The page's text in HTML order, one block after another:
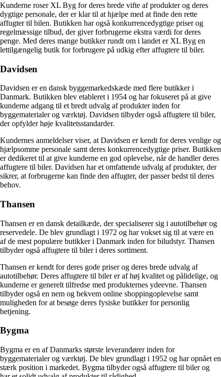
Kunderne roser XL Byg for deres brede vifte af produkter og deres
dygtige personale, der er klar til at hjælpe med at finde den rette
affugter til bilen. Butikken har også konkurrencedygtige priser og
regelmæssige tilbud, der giver forbrugerne ekstra værdi for deres
penge. Med deres mange butikker rundt om i landet er XL Byg en
lettilgængelig butik for forbrugere på udkig efter affugtere til biler.
Davidsen
Davidsen er en dansk byggemarkedskæde med flere butikker i
Danmark. Butikken blev etableret i 1954 og har fokuseret på at give
kunderne adgang til et bredt udvalg af produkter inden for
byggematerialer og værktøj. Davidsen tilbyder også affugtere til biler,
der opfylder høje kvalitetsstandarder.
Kundernes anmeldelser viser, at Davidsen er kendt for deres venlige og
hjælpsomme personale samt deres konkurrencedygtige priser. Butikken
er dedikeret til at give kunderne en god oplevelse, når de handler deres
affugtere til biler. Davidsen har et omfattende udvalg af produkter, der
sikrer, at forbrugerne kan finde den affugter, der passer bedst til deres
behov.
Thansen
Thansen er en dansk detailkæde, der specialiserer sig i autotilbehør og
reservedele. De blev grundlagt i 1972 og har vokset sig til at være en
af de mest populære butikker i Danmark inden for biludstyr. Thansen
tilbyder også affugtere til biler i deres sortiment.
Thansen er kendt for deres gode priser og deres brede udvalg af
autotilbehør. Deres affugtere til biler er af høj kvalitet og pålidelige, og
kunderne er generelt tilfredse med produkternes ydeevne. Thansen
tilbyder også en nem og bekvem online shoppingoplevelse samt
muligheden for at besøge deres fysiske butikker for personlig
betjening.
Bygma
Bygma er en af Danmarks største leverandører inden for
byggematerialer og værktøj. De blev grundlagt i 1952 og har opnået en
stærk position i markedet. Bygma tilbyder også affugtere til biler og